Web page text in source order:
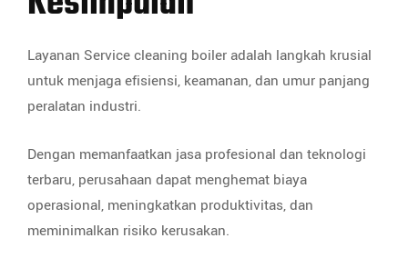
Layanan Service cleaning boiler adalah langkah krusial
untuk menjaga efisiensi, keamanan, dan umur panjang
peralatan industri.
Dengan memanfaatkan jasa profesional dan teknologi
terbaru, perusahaan dapat menghemat biaya
operasional, meningkatkan produktivitas, dan
meminimalkan risiko kerusakan.